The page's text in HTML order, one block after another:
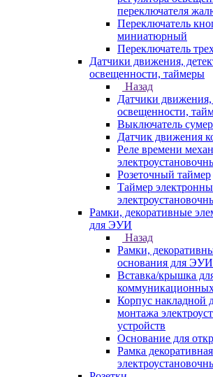
переключателя
Переключатель
миниатюрный
Переключатель
Датчики движения,
освещенности, таймеры
Назад
Датчики движения,
освещенности,
Выключатель
Датчик движения
Реле времени
Розеточный таймер
Таймер
Рамки, декоративные
для ЭУИ
Назад
Рамки,
основания для ЭУИ
Вставка/крышка
Корпус накладной
монтажа
устройств
Основание для
Рамка